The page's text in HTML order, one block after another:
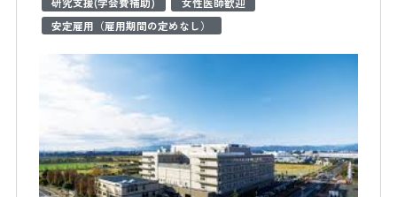
安定雇用（雇用期間の定めなし）